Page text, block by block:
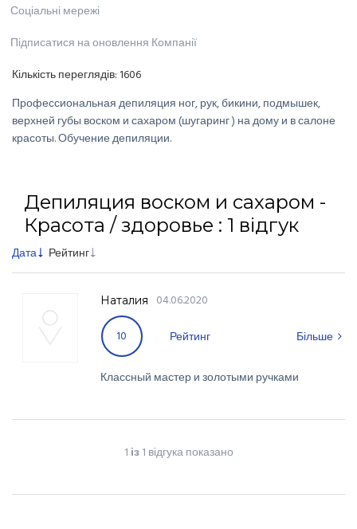
Соціальні мережі
Підписатися на оновлення Компанії
Кількість переглядів:1606
Профессиональная депиляция ног, рук, бикини, подмышек,
верхней губы воском и сахаром (шугаринг ) на дому и в салоне
красоты. Обучение депиляции.
Депиляция воском и сахаром -
Красота / здоровье : 1 відгук
Дата Рейтинг
04.06.2020
Наталия
Классный мастер и золотыми ручками
Рейтинг
10 Більше
1 із1 відгука показано